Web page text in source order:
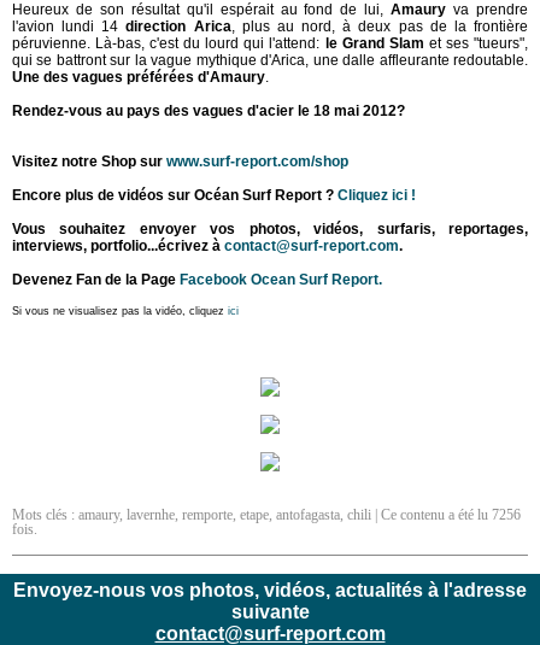
Heureux de son résultat qu'il espérait au fond de lui, Amauryva prendre
l'avion lundi 14direction Arica, plus au nord, à deux pas de la frontière
péruvienne. Là-bas, c'est du lourd qui l'attend: le Grand Slam et ses "tueurs",
qui se battront sur la vague mythique d'Arica, une dalle affleurante redoutable.
Une des vagues préférées d'Amaury.
Rendez-vous au pays des vagues d'acier le 18 mai 2012?
Visitez notre Shop sur www.surf-report.com/shop
Encore plus de vidéos sur Océan Surf Report ? Cliquez ici !
Vous souhaitez envoyer vos photos, vidéos, surfaris, reportages,
interviews, portfolio...écrivez à contact@surf-report.com.
Devenez Fan de la Page Facebook Ocean Surf Report.
Si vous ne visualisez pas la vidéo, cliquez ici
Mots clés : amaury, lavernhe, remporte, etape, antofagasta, chili | Ce contenu a été lu 7256
fois.
Envoyez-nous vos photos, vidéos, actualités à l'adresse
suivante
contact@surf-report.com